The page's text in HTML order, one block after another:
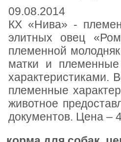
09.08.2014
КХ «Нива» -
элитных овец
племенной
матки и
характеристиками.
племенные
животное
документов. Цена –